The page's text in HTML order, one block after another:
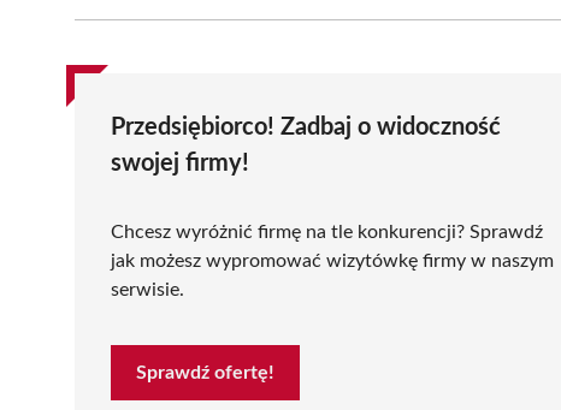
Przedsiębiorco! Zadbaj o widoczność
swojej firmy!
Chcesz wyróżnić firmę na tle konkurencji? Sprawdź
jak możesz wypromować wizytówkę firmy w naszym
serwisie.
Sprawdź ofertę!